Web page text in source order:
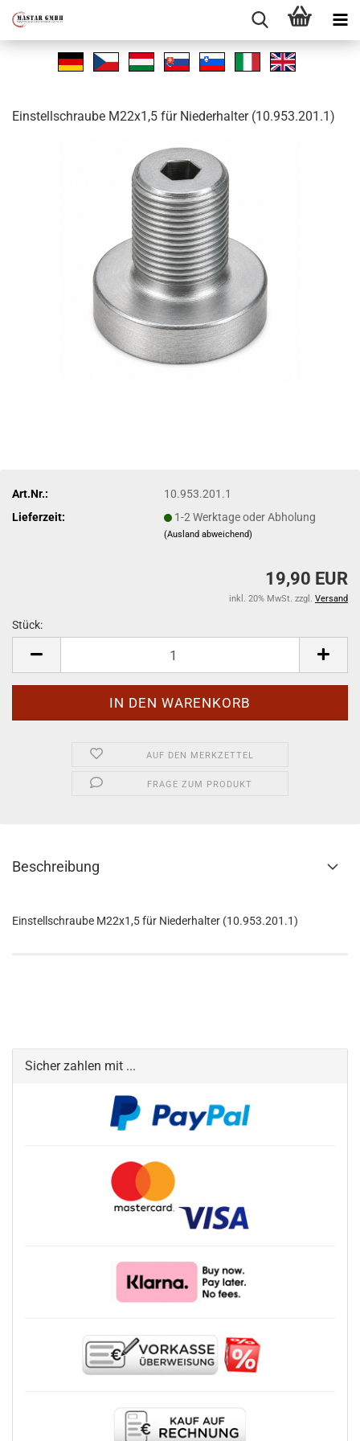
Ein­stell­schrau­be M22x1,5 für Nie­der­hal­ter (10.953.201.1)
Art.Nr.:
10.953.201.1
Lieferzeit:
1-2 Werktage oder Abholung
(Ausland abweichend)
19,90 EUR
inkl. 20% MwSt. zzgl. Versand
Stück:
AUF DEN MERKZETTEL
FRAGE ZUM PRODUKT
Beschreibung
Einstellschraube M22x1,5 für Niederhalter (10.953.201.1)
Sicher zahlen mit ...